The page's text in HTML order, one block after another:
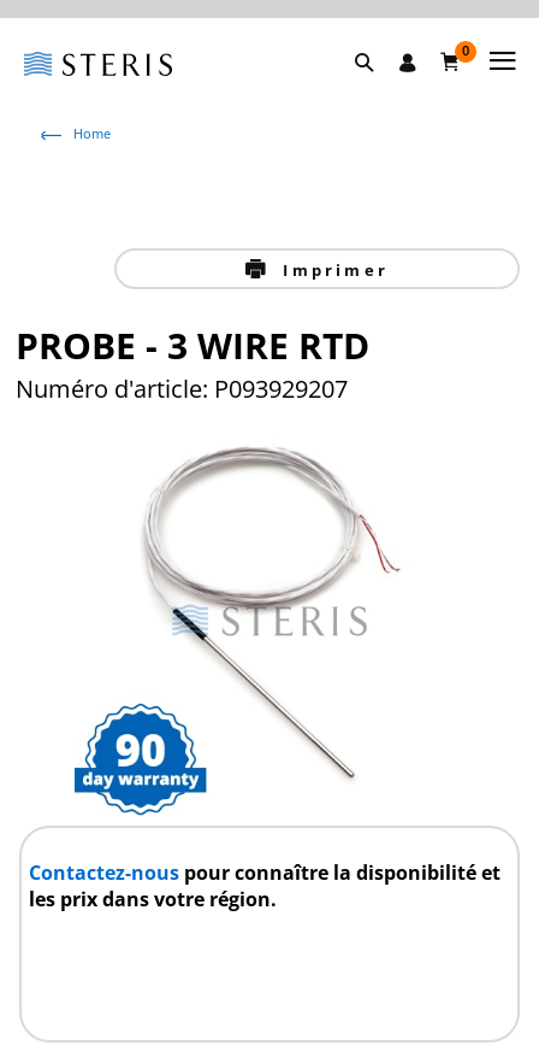
0
Home
Imprimer
PROBE - 3 WIRE RTD
Numéro d'article: P093929207
Contactez-nous pour connaître la disponibilité et
les prix dans votre région.